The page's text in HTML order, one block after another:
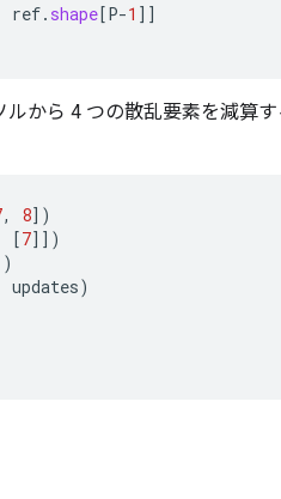
ref. shape[P-1 ]]
から 4 つの散乱要素を減算
, 8] )
[7]] )
)
updates)